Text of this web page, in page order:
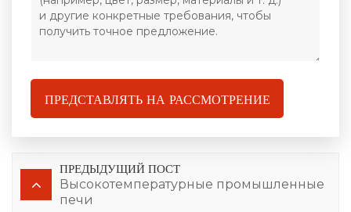
ПРЕДСТАВЛЯТЬ НА РАССМОТРЕНИЕ
ПРЕДЫДУЩИЙ ПОСТ
Высокотемпературные промышленные
печи